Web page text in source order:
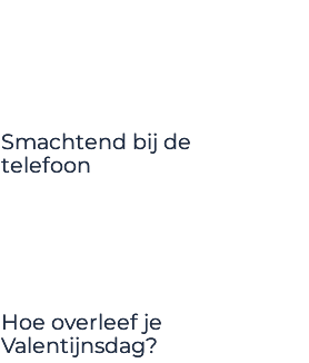
Smachtend bij de
telefoon
Hoe overleef je
Valentijnsdag?